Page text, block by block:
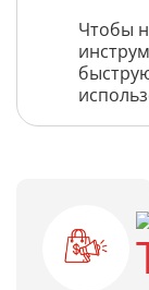
Чтобы